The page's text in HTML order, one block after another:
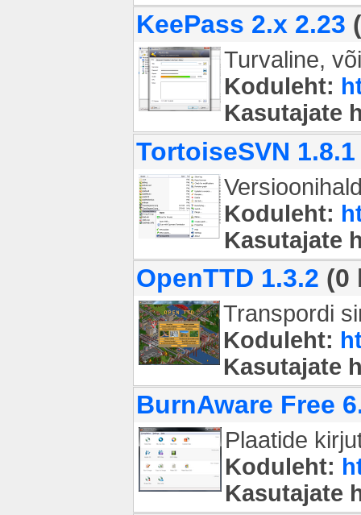
KeePass 2.x 2.23
Turvaline,
Koduleht:
Kasutajate
TortoiseSVN 1.8.1
Koduleht:
Kasutajate
OpenTTD 1.3.2 (0
Transpordi
Koduleht:
Kasutajate
BurnAware Free
Plaatide
Koduleht:
Kasutajate